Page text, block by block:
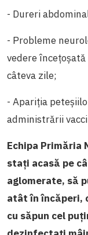
- Dureri
- Probleme
vedere
câteva zile;
- Apariția
administrării
Echipa Primăria
stați acasă pe
aglomerate, să
atât în încăperi,
cu săpun cel